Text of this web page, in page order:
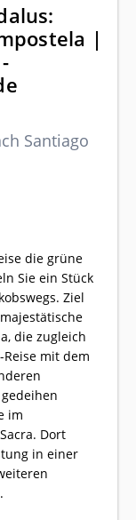
|
Santiago
die grüne
Sie ein Stück
Ziel
die zugleich
mit dem
im
Dort
in einer